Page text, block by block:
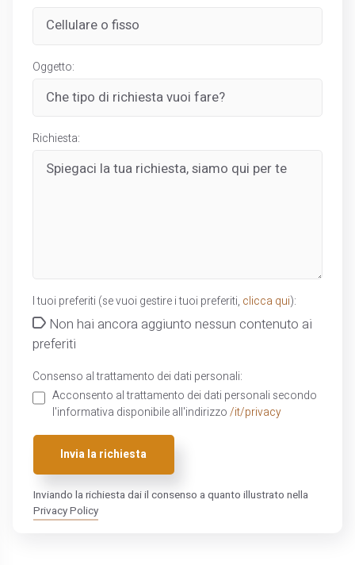
Oggetto:
Richiesta:
I tuoi preferiti (se vuoi gestire i tuoi preferiti, clicca qui):
Non hai ancora aggiunto nessun contenuto ai
preferiti
Consenso al trattamento dei dati personali:
Acconsento al trattamento dei dati personali secondo
l'informativa disponibile all'indirizzo /it/privacy
Invia la richiesta
Inviando la richiesta dai il consenso a quanto illustrato nella
Privacy Policy